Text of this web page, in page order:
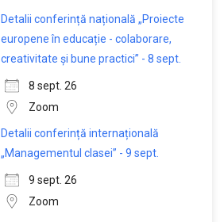
Detalii conferință națională „Proiecte
europene în educație - colaborare,
creativitate și bune practici” - 8 sept.
8 sept. 26
Zoom
Detalii conferință internațională
„Managementul clasei” - 9 sept.
9 sept. 26
Zoom